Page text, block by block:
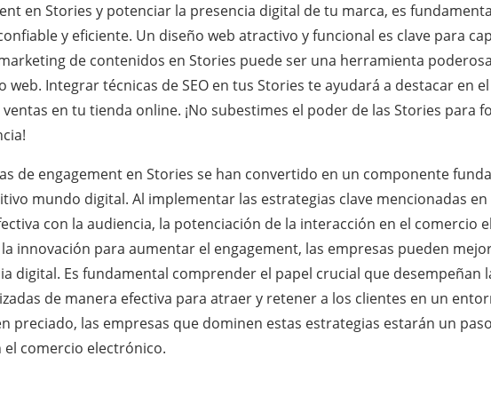
en Stories y potenciar la presencia digital de tu marca, es
y eficiente. Un diseño web atractivo y funcional es clave para
de contenidos en Stories puede ser una herramienta
Integrar técnicas de SEO en tus Stories te ayudará a destacar en
en tu tienda online. ¡No subestimes el poder de las Stories para
de engagement en Stories se han convertido en un componente
mundo digital. Al implementar las estrategias clave mencionadas
con la audiencia, la potenciación de la interacción en el comercio
innovación para aumentar el engagement, las empresas pueden
digital. Es fundamental comprender el papel crucial que desempeñan
de manera efectiva para atraer y retener a los clientes en un
preciado, las empresas que dominen estas estrategias estarán un
el comercio electrónico.